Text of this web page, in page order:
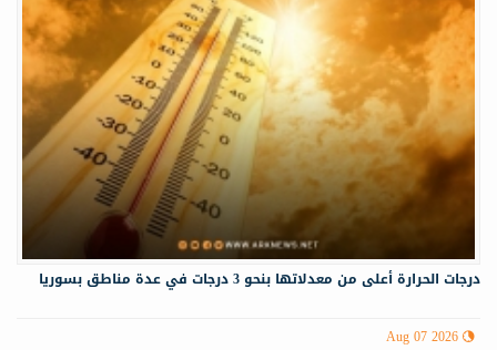
درجات الحرارة أعلى من معدلاتها بنحو 3 درجات في عدة مناطق بسوريا
Aug 07 2026